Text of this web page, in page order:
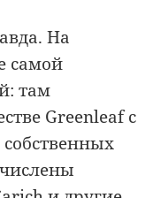
На
самой
там
Greenleaf с
собственных